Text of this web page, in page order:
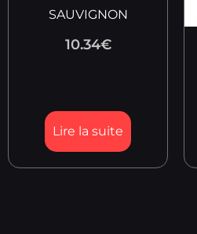
SAUVIGNON
10.34€
Lire la suite